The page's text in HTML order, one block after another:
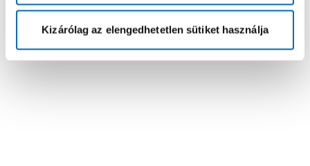
Kizárólag az elengedhetetlen sütiket használja